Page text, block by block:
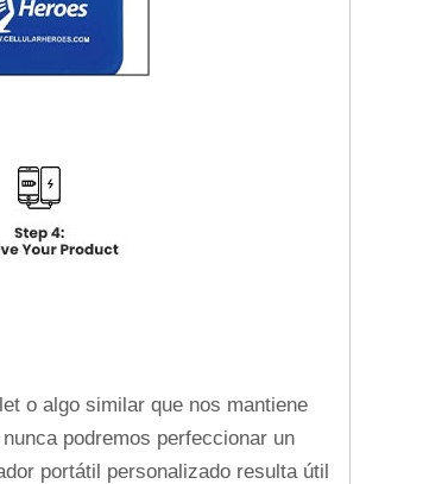
o algo similar que nos mantiene
podremos perfeccionar un
portátil personalizado resulta útil